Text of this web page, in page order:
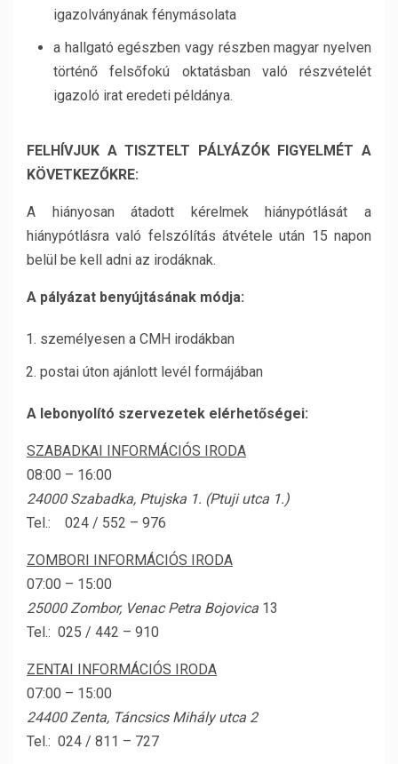
igazolványának fénymásolata
a hallgató egészben vagy részben magyar nyelven
történő felsőfokú oktatásban való részvételét
igazoló irat eredeti példánya.
FELHÍVJUK A TISZTELT PÁLYÁZÓK FIGYELMÉT A
KÖVETKEZŐKRE:
A hiányosan átadott kérelmek hiánypótlását a
hiánypótlásra való felszólítás átvétele után 15 napon
belül be kell adni az irodáknak.
A pályázat benyújtásának módja:
személyesen a CMH irodákban
postai úton ajánlott levél formájában
A lebonyolító szervezetek elérhetőségei:
SZABADKAI INFORMÁCIÓS IRODA
08:00 – 16:00
24000 Szabadka, Ptujska 1. (Ptuji utca 1.)
Tel.: 024 / 552 – 976
ZOMBORI INFORMÁCIÓS IRODA
07:00 – 15:00
25000 Zombor, Venac Petra Bojovica 13
Tel.: 025 / 442 – 910
ZENTAI INFORMÁCIÓS IRODA
07:00 – 15:00
24400 Zenta, Táncsics Mihály utca 2
Tel.: 024 / 811 – 727